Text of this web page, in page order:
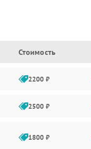
Стоимость
2200 ₽
2500 ₽
1800 ₽